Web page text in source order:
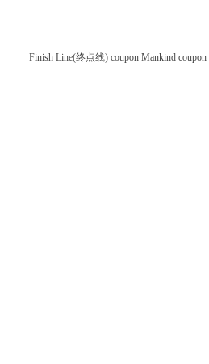
Finish Line(终点线) coupon Mankind coupon